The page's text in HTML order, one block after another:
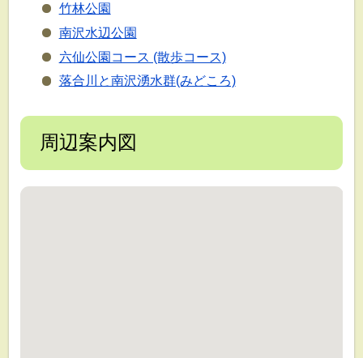
竹林公園
南沢水辺公園
六仙公園コース (散歩コース)
落合川と南沢湧水群(みどころ)
周辺案内図